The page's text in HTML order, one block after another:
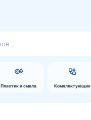
Пластик и смола Комплектующие